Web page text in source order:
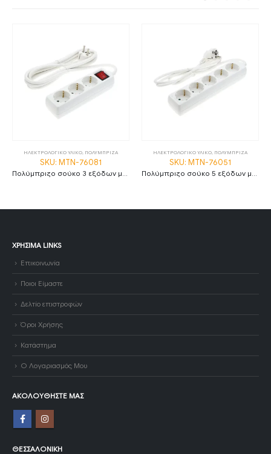
ΗΛΕΚΤΡΟΛΟΓΙΚΟ ΥΛΙΚΟ ΠΟΛΥΜΠΡΙΖΑ
SKU: MTN-76081
ΗΛΕΚΤΡΟΛΟΓΙΚΟ ΥΛΙΚΟ ΠΟΛΥΜΠΡΙΖΑ
SKU: MTN-76051
ΧΡΉΣΙΜΑ LINKS
Επικοινωνία
Ποιοι Είμαστε
Δελτίο επιστροφών
Όροι Χρήσης
Κατάστημα
Ο Λογαριασμός Μου
ΑΚΟΛΟΥΘΉΣΤΕ ΜΑΣ
ΘΕΣΣΑΛΟΝΊΚΗ